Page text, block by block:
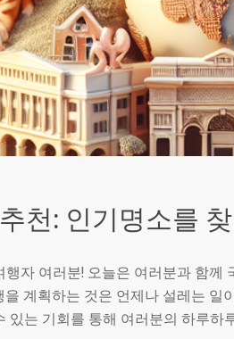
천: 인기명소를
자 여러분! 오늘은 여러분과 함
계획하는 것은 언제나 설레는
있는 기회를 통해 여러분의 하루하